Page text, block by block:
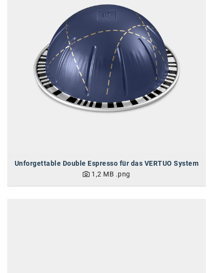
Unforgettable Double Espresso für das VERTUO System
1,2 MB .png